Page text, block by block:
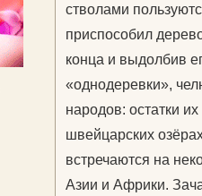
стволами
приспособил
конца и выдолбив
«однодеревки»,
народов: остатки
швейцарских
встречаются на
Азии и Африки.